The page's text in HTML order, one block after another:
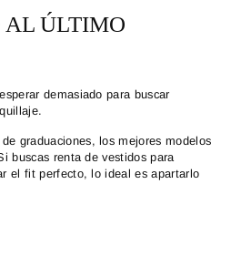
AL ÚLTIMO
demasiado para buscar
graduaciones, los mejores modelos
buscas renta de vestidos para
el fit perfecto, lo ideal es apartarlo